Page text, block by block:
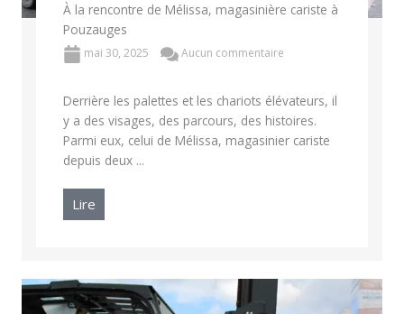
À la rencontre de Mélissa, magasinière cariste à
Pouzauges
mai 30, 2025 Aucun commentaire
Derrière les palettes et les chariots élévateurs, il
y a des visages, des parcours, des histoires.
Parmi eux, celui de Mélissa, magasinier cariste
depuis deux ...
Lire